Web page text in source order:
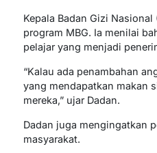
Kepala Badan Gizi
program MBG. Ia menilai
pelajar yang menjadi
“Kalau ada penambahan
yang mendapatkan makan
mereka,” ujar Dadan.
Dadan juga mengingatkan
masyarakat.